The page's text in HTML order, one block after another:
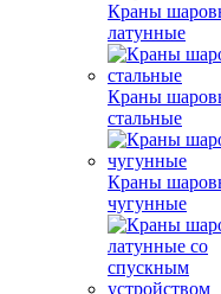
Краны
латунные
Краны
стальные
Краны
чугунные